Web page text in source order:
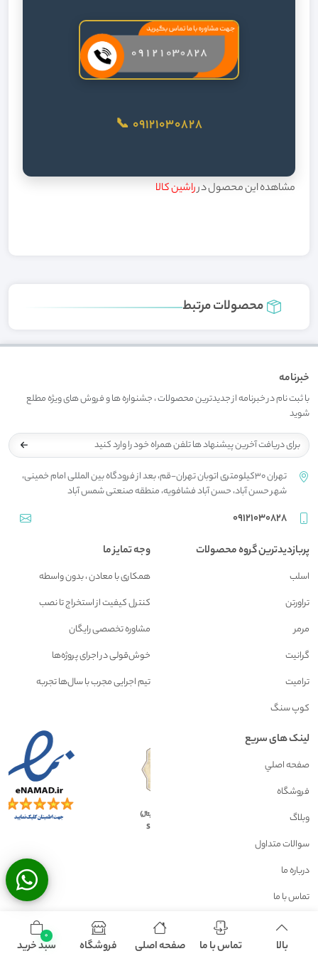
بالا تماس با ما صفحه اصلی فروشگاه
0
سبد خرید
09121030828 📞
مشاهده این محصول درراشین کالا
محصولات مرتبط
خبرنامه
با ثبت نام در خبرنامه از جدیدترین محصولات ، جشنواره ها و فروش های ویژه مطلع
شوید
تهران 30کیلومتری اتوبان تهران-قم، بعد از فرودگاه بین المللی امام خمینی،
شهر حسن آباد، حسن آباد فشافویه، منطقه صنعتی شمس آباد
09121030828
پربازدیدترین گروه محصولات
اسلب
تراورتن
مرمر
گرانیت
ترامیت
کوپ سنگ
وجه تمایز ما
همکاری با معادن ، بدون واسطه
کنترل کیفیت از استخراج تا نصب
مشاوره تخصصی رایگان
خوش‌قولی در اجرای پروژه‌ها
تیم اجرایی مجرب با سال‌ها تجربه
لینک های سریع
صفحه اصلي
فروشگاه
وبلاگ
سوالات متداول
درباره ما
تماس با ما
تهران سنگ | فروش آنلاين سنگ در تهران | اسلب در تهران
مجتمع سنگ افشاريجز برترين توليدکنندگان انواع سنگ از لحاظ کيفيت در